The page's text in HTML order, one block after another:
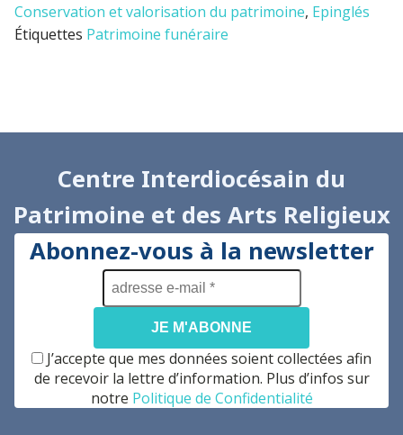
Conservation et valorisation du patrimoine, Epinglés
Étiquettes Patrimoine funéraire
Centre Interdiocésain du
Patrimoine et des Arts Religieux
Abonnez-vous à la newsletter
adresse
e-
mail
*
J’accepte que mes données soient collectées afin
de recevoir la lettre d’information. Plus d’infos sur
notre Politique de Confidentialité